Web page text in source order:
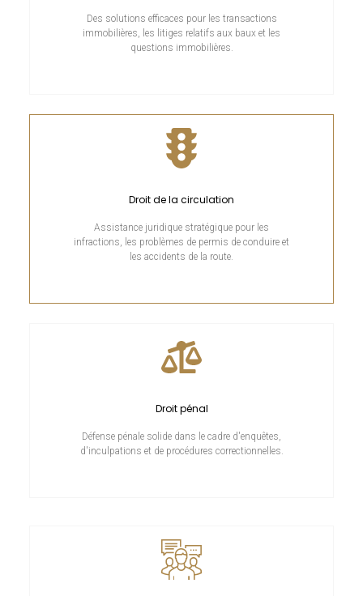
Des solutions efficaces pour les transactions
immobilières, les litiges relatifs aux baux et les
questions immobilières.
Droit de la circulation
Assistance juridique stratégique pour les
infractions, les problèmes de permis de conduire et
les accidents de la route.
Droit pénal
Défense pénale solide dans le cadre d'enquêtes,
d'inculpations et de procédures correctionnelles.